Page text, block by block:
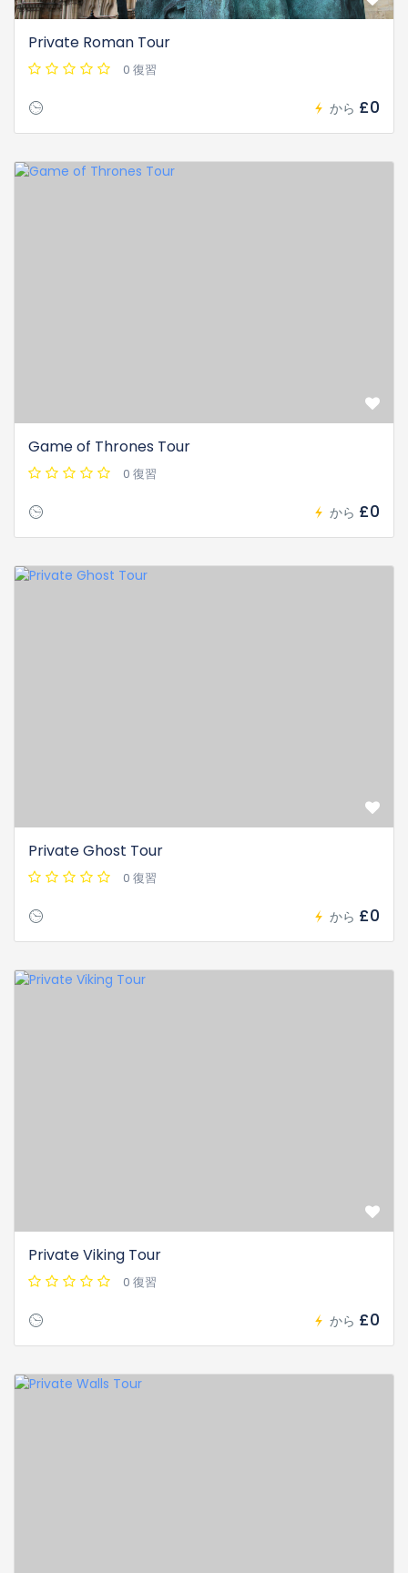
Private Roman Tour
0 復習
から £0
Game of Thrones Tour
0 復習
から £0
Private Ghost Tour
0 復習
から £0
Private Viking Tour
0 復習
から £0